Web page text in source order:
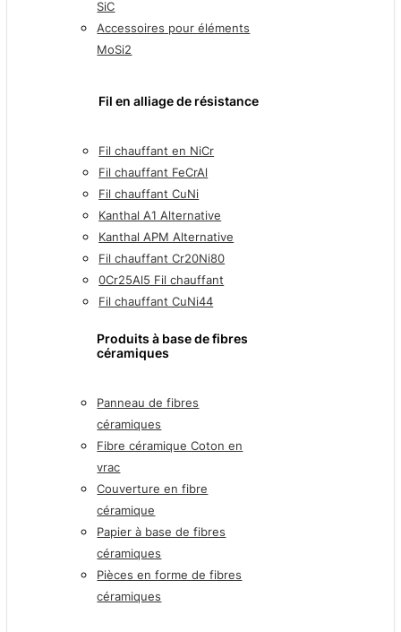
SiC
Accessoires pour éléments
MoSi2
Fil en alliage de résistance
Fil chauffant en NiCr
Fil chauffant FeCrAl
Fil chauffant CuNi
Kanthal A1 Alternative
Kanthal APM Alternative
Fil chauffant Cr20Ni80
0Cr25Al5 Fil chauffant
Fil chauffant CuNi44
Produits à base de fibres
céramiques
Panneau de fibres
céramiques
Fibre céramique Coton en
vrac
Couverture en fibre
céramique
Papier à base de fibres
céramiques
Pièces en forme de fibres
céramiques